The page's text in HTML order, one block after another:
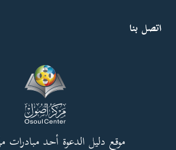
اتصل بنا
موقع دليل الدعوة أحد مبادرات